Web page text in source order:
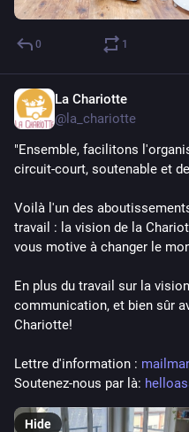
0 1
La Chariotte
@la_chariotte
"Ensemble, facilitons
circuit-court, soutenable et
Voilà l'un des
travail : la vision de la
vous motive à changer le
En plus du travail sur la
communication, et bien sûr
Chariotte!
Lettre d'information :
Soutenez-nous par là:
Hide